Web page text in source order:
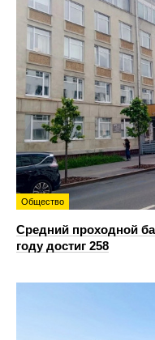
Общество
Средний проходной
году достиг 258